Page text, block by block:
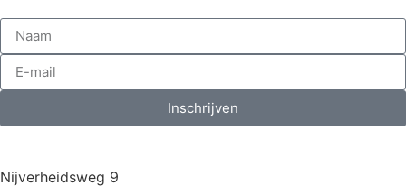
Inschrijven
Nijverheidsweg 9